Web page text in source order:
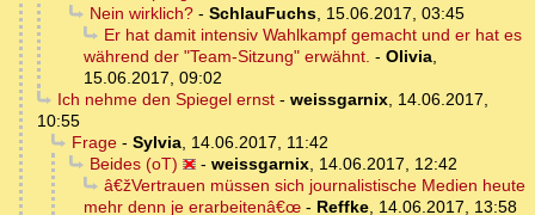
Nein wirklich?- SchlauFuchs, 15.06.2017, 03:45
Er hat damit intensiv Wahlkampf gemacht und er hat es
während der "Team-Sitzung" erwähnt. - Olivia,
15.06.2017, 09:02
Ich nehme den Spiegel ernst- weissgarnix, 14.06.2017,
10:55
Frage- Sylvia, 14.06.2017, 11:42
Beides (oT)
- weissgarnix, 14.06.2017, 12:42
â€žVertrauen müssen sich journalistische Medien heute
mehr denn je erarbeitenâ€œ - Reffke, 14.06.2017, 13:58